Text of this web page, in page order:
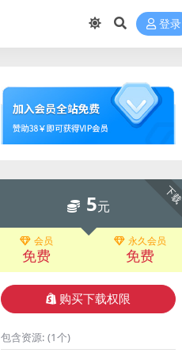
登录
下载
5元
会员
免费
永久会员
免费
购买下载权限
包含资源: (1个)